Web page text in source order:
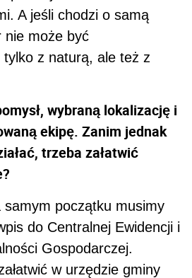
początku musimy
doCentralnej Ewidencji i
Gospodarczej.
w urzędzie gminy
wiąże się już z
u notariusza.
to wizyta w wydziale
na zmianę użytkowania
środowiska (musimy
nie stanowi
wizyta w Głównym